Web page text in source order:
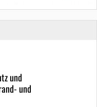
und
und